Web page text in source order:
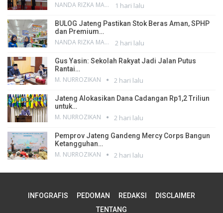
NANDA RIZKA MAHENDRA 1 hari lalu
BULOG Jateng Pastikan Stok Beras Aman, SPHP
dan Premium…
NANDA RIZKA MAHENDRA 2 hari lalu
Gus Yasin: Sekolah Rakyat Jadi Jalan Putus
Rantai…
M. NURROZIKAN 2 hari lalu
Jateng Alokasikan Dana Cadangan Rp1,2 Triliun
untuk…
M. NURROZIKAN 2 hari lalu
Pemprov Jateng Gandeng Mercy Corps Bangun
Ketangguhan…
M. NURROZIKAN 2 hari lalu
INFOGRAFIS PEDOMAN REDAKSI
DISCLAIMER
TENTANG